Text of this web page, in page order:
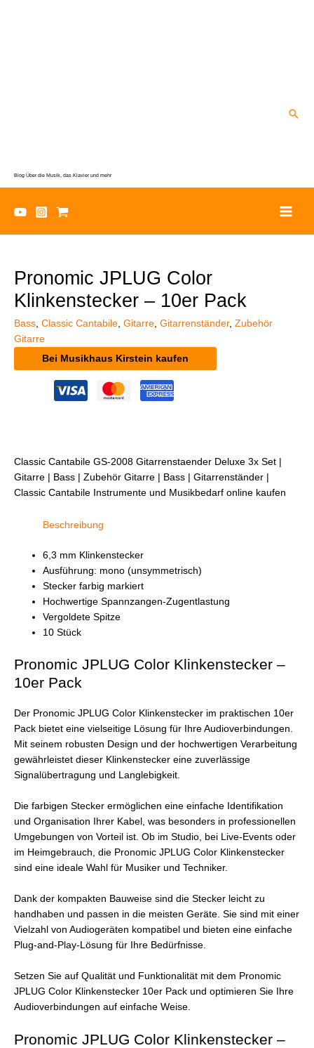
Blog Über die Musik, das Klavier und mehr
Pronomic JPLUG Color
Klinkenstecker – 10er Pack
Bass Classic Cantabile Gitarre Gitarrenständer, Zubehör
Gitarre
Bei Musikhaus Kirstein kaufen
Classic Cantabile GS-2008 Gitarrenstaender Deluxe 3x Set |
Gitarre | Bass | Zubehör Gitarre | Bass | Gitarrenständer |
Classic Cantabile Instrumente und Musikbedarf online kaufen
Beschreibung
6,3 mm Klinkenstecker
Ausführung: mono (unsymmetrisch)
Stecker farbig markiert
Hochwertige Spannzangen-Zugentlastung
Vergoldete Spitze
10 Stück
Pronomic JPLUG Color Klinkenstecker –
10er Pack
Der Pronomic JPLUG Color Klinkenstecker im praktischen 10er
Pack bietet eine vielseitige Lösung für Ihre Audioverbindungen.
Mit seinem robusten Design und der hochwertigen Verarbeitung
gewährleistet dieser Klinkenstecker eine zuverlässige
Signalübertragung und Langlebigkeit.
Die farbigen Stecker ermöglichen eine einfache Identifikation
und Organisation Ihrer Kabel, was besonders in professionellen
Umgebungen von Vorteil ist. Ob im Studio, bei Live-Events oder
im Heimgebrauch, die Pronomic JPLUG Color Klinkenstecker
sind eine ideale Wahl für Musiker und Techniker.
Dank der kompakten Bauweise sind die Stecker leicht zu
handhaben und passen in die meisten Geräte. Sie sind mit einer
Vielzahl von Audiogeräten kompatibel und bieten eine einfache
Plug-and-Play-Lösung für Ihre Bedürfnisse.
Setzen Sie auf Qualität und Funktionalität mit dem Pronomic
JPLUG Color Klinkenstecker 10er Pack und optimieren Sie Ihre
Audioverbindungen auf einfache Weise.
Pronomic JPLUG Color Klinkenstecker –